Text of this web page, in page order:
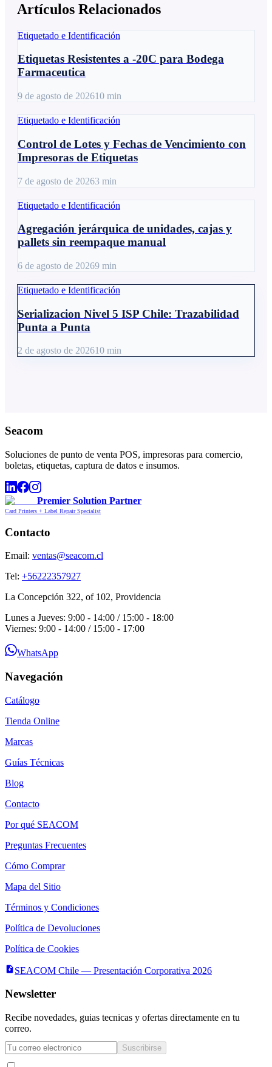
Artículos Relacionados
Etiquetado e Identificación
Etiquetas Resistentes a -20C para Bodega
Farmaceutica
9 de agosto de 202610 min
Etiquetado e Identificación
Control de Lotes y Fechas de Vencimiento con
Impresoras de Etiquetas
7 de agosto de 20263 min
Etiquetado e Identificación
Agregación jerárquica de unidades, cajas y
pallets sin reempaque manual
6 de agosto de 20269 min
Etiquetado e Identificación
Serializacion Nivel 5 ISP Chile: Trazabilidad
Punta a Punta
2 de agosto de 202610 min
Seacom
Soluciones de punto de venta POS, impresoras para comercio,
boletas, etiquetas, captura de datos e insumos.
Premier Solution Partner
Card Printers + Label Repair Specialist
Contacto
Email: ventas@seacom.cl
Tel: +56222357927
La Concepción 322, of 102, Providencia
Lunes a Jueves: 9:00 - 14:00 / 15:00 - 18:00
Viernes: 9:00 - 14:00 / 15:00 - 17:00
WhatsApp
Navegación
Catálogo
Tienda Online
Marcas
Guías Técnicas
Blog
Contacto
Por qué SEACOM
Preguntas Frecuentes
Cómo Comprar
Mapa del Sitio
Términos y Condiciones
Política de Devoluciones
Política de Cookies
SEACOM Chile — Presentación Corporativa 2026
Newsletter
Recibe novedades, guias tecnicas y ofertas directamente en tu
correo.
Suscribirse